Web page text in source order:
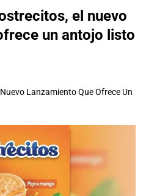
el nuevo
un antojo listo
Lanzamiento Que Ofrece Un